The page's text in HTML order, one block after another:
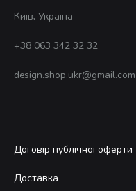
Київ, Україна
+38 063 342 32 32
design.shop.ukr@gmail.com
Договір публічної оферти
Доставка